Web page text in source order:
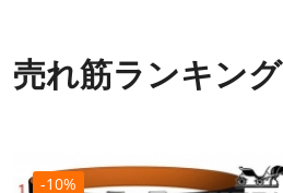
売れ筋ランキング
-10%